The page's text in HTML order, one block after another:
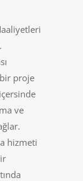
proje
ve
hizmeti